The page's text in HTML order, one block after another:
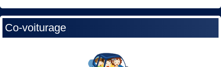
Co-voiturage